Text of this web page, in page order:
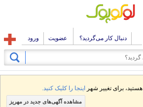
دنبال کار می‌گردید؟ عضویت ورود
هستید، برای تغییر شهر اینجا را کلیک کنید.
مشاهده آگهی‌های جدید در مهریز